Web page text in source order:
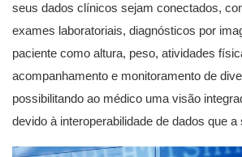
seus dados clínicos sejam conectados,
exames laboratoriais, diagnósticos por
paciente como altura, peso, atividades
acompanhamento e monitoramento de
possibilitando ao médico uma visão
devido à interoperabilidade de dados que